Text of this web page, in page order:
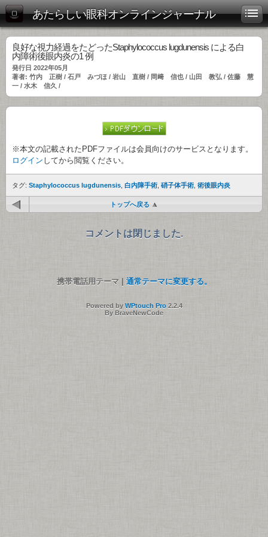
あたらしい眼科オンラインジャーナル
良好な視力経過をたどったStaphylococcus lugdunensis による白
内障術後眼内炎の1 例
発行日 2022年05月
著者: 竹内 正樹 / 石戸 みづほ / 岩山 直樹 / 岡﨑 信也 / 山田 教弘 / 佐藤 慧
一 / 水木 信久 /
※本文の記載されたPDFファイルは会員向けのサービスとなります。
ログイン してから閲覧ください。
タグ: Staphylococcus lugdunensis 白内障手術 硝子体手術 術後眼内炎
トップへ戻る
コメントは閉じました.
携帯電話用テーマ | 通常テーマに変更する。
Powered by WPtouch Pro2.2.4
By BraveNewCode